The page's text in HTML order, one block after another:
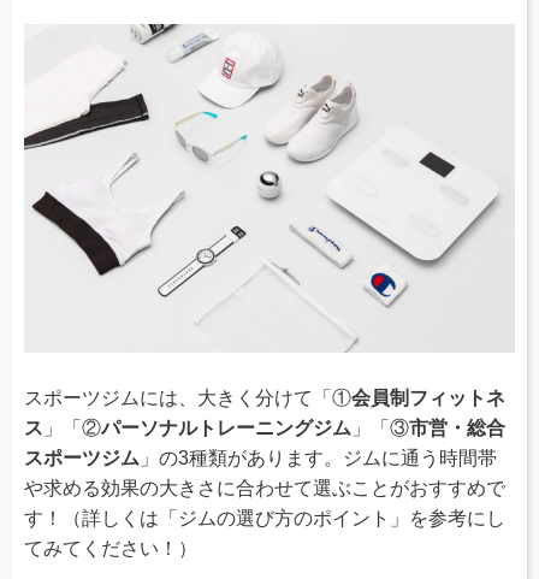
スポーツジムには、大きく分けて「①会員制フィットネ
ス 」「②パーソナルトレーニングジム 」「③市営・総合
スポーツジム 」の3種類があります。ジムに通う時間帯
や求める効果の大きさに合わせて選ぶことがおすすめで
す！（詳しくは「ジムの選び方のポイント」を参考にし
てみてください！）